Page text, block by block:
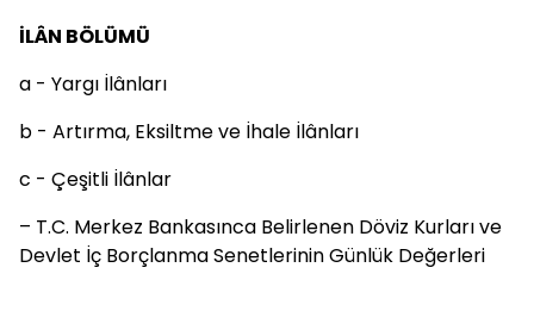
İLÂN BÖLÜMÜ
a - Yargı İlânları
b - Artırma, Eksiltme ve İhale İlânları
c - Çeşitli İlânlar
– T.C. Merkez Bankasınca Belirlenen Döviz Kurları ve
Devlet İç Borçlanma Senetlerinin Günlük Değerleri